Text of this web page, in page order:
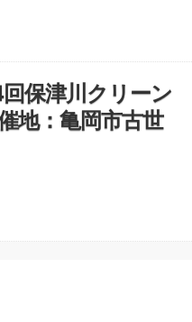
保津川クリーン
地：亀岡市古世